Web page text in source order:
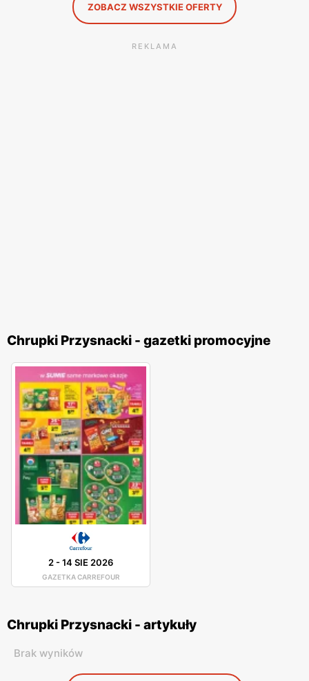
ZOBACZ WSZYSTKIE OFERTY
REKLAMA
Chrupki Przysnacki - gazetki promocyjne
2-14 SIE 2026
GAZETKA CARREFOUR
Chrupki Przysnacki - artykuły
Brak wyników